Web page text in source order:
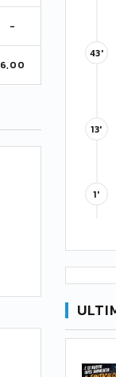
-
6,00
43'
13'
1'